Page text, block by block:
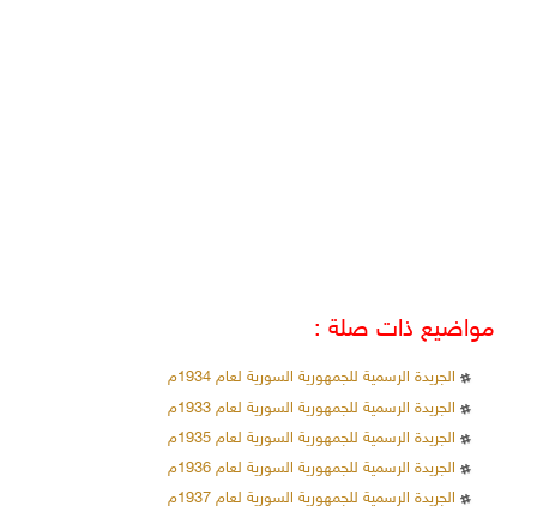
مواضيع ذات صلة :
الجريدة الرسمية للجمهورية السورية لعام 1934م
الجريدة الرسمية للجمهورية السورية لعام 1933م
الجريدة الرسمية للجمهورية السورية لعام 1935م
الجريدة الرسمية للجمهورية السورية لعام 1936م
الجريدة الرسمية للجمهورية السورية لعام 1937م